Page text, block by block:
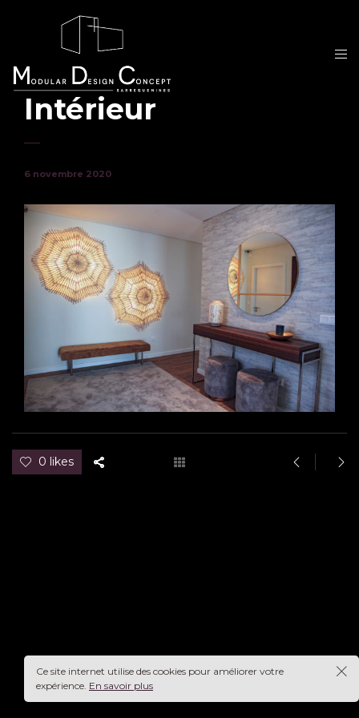
Intérieur
6 novembre 2020
0 likes
Ce site internet utilise des cookies pour améliorer votre
expérience. En savoir plus